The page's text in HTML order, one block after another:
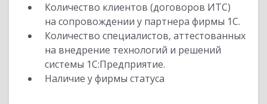
Количество клиентов (договоров ИТС)
на сопровождении у партнера фирмы 1С.
Количество специалистов, аттестованных
на внедрение технологий и решений
системы 1С:Предприятие.
Наличие у фирмы статуса